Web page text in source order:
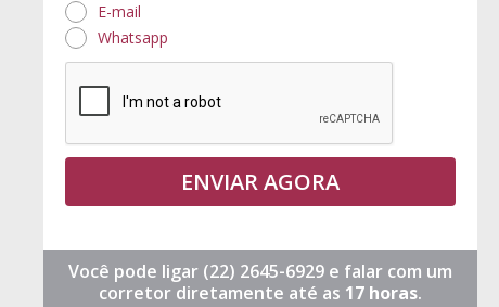
E-mail
Whatsapp
ENVIAR AGORA
Você pode ligar (22) 2645-6929 e falar com um
corretor diretamente até as 17 horas.